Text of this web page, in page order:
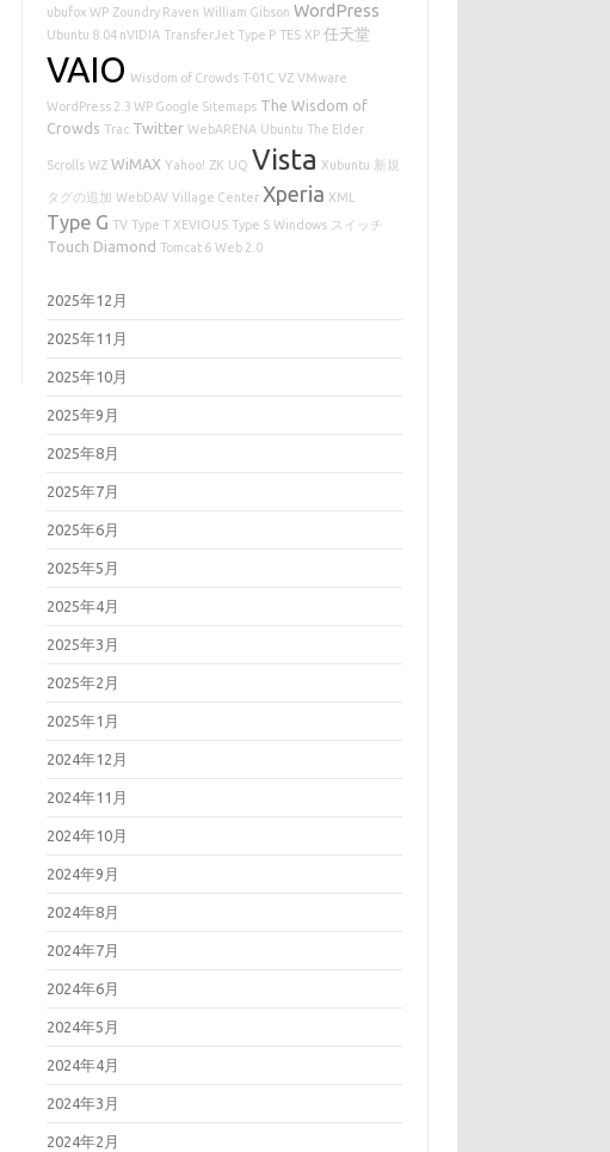
ubufox WP Zoundry Raven William Gibson WordPress
Ubuntu 8.04 nVIDIA TransferJet Type P TES XP 任天堂
VAIO Wisdom of Crowds T-01C VZ VMware
WordPress 2.3 WP Google Sitemaps The Wisdom of
Crowds Trac Twitter WebARENA Ubuntu The Elder
Scrolls WZ WiMAX Yahoo! ZK UQ Vista Xubuntu 新規
タグの追加 WebDAV Village Center Xperia XML
Type G TV Type T XEVIOUS Type S Windows スイッチ
Touch Diamond Tomcat 6 Web 2.0
2025年12月
2025年11月
2025年10月
2025年9月
2025年8月
2025年7月
2025年6月
2025年5月
2025年4月
2025年3月
2025年2月
2025年1月
2024年12月
2024年11月
2024年10月
2024年9月
2024年8月
2024年7月
2024年6月
2024年5月
2024年4月
2024年3月
2024年2月